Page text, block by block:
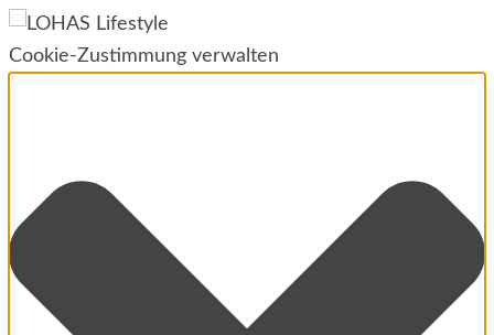
Cookie-Zustimmung verwalten